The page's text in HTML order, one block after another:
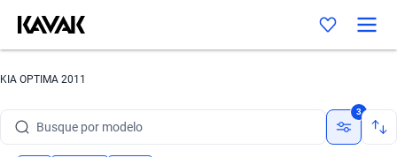
KIA OPTIMA 2011
Busque por modelo
3